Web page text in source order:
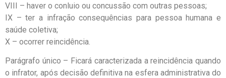
VIII – haver o conluio ou concussão com outras pessoas;
IX – ter a infração consequências para pessoa humana e
saúde coletiva;
X – ocorrer reincidência.
Parágrafo único – Ficará caracterizada a reincidência quando
o infrator, após decisão definitiva na esfera administrativa do